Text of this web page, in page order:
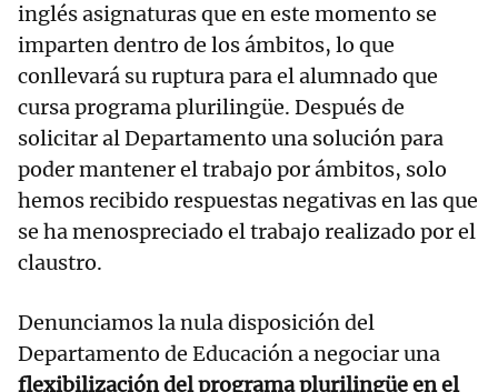
inglés asignaturas que en este momento se
imparten dentro de los ámbitos, lo que
conllevará su ruptura para el alumnado que
cursa programa plurilingüe. Después de
solicitar al Departamento una solución para
poder mantener el trabajo por ámbitos, solo
hemos recibido respuestas negativas en las que
se ha menospreciado el trabajo realizado por el
claustro.
Denunciamos la nula disposición del
Departamento de Educación a negociar una
flexibilización del programa plurilingüe en el